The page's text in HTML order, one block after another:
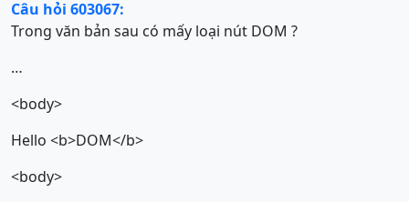
Câu hỏi 603067:
Trong văn bản sau có mấy loại nút DOM ?
…
<body>
Hello <b>DOM</b>
<body>